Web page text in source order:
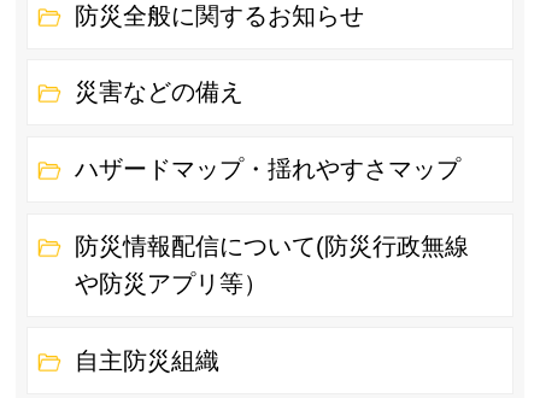
防災全般に関するお知らせ
災害などの備え
ハザードマップ・揺れやすさマップ
防災情報配信について(防災行政無線
や防災アプリ等）
自主防災組織